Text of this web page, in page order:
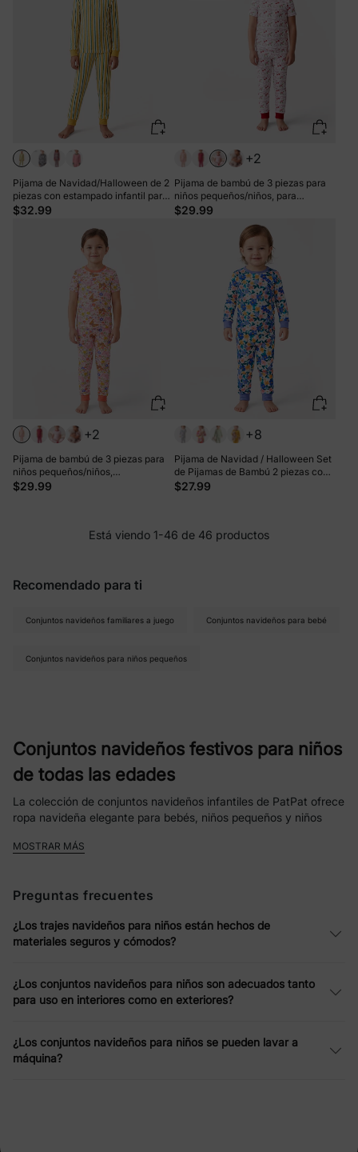
Pijama de Navidad/Halloween de 2
piezas con estampado infantil para
niños pequeños (ajustado) Jengibre
$32.99
+2
Pijama de bambú de 3 piezas para
niños pequeños/niños, para
Navidad/Halloween, 2 en 1, para las
$29.99
+2
Pijama de bambú de 3 piezas para
niños pequeños/niños,
Navidad/Halloween, 2 en 1, para las
$29.99
+8
Pijama de Navidad / Halloween Set
de Pijamas de Bambú 2 piezas con
Estampado Infantil para Bebé / Niño
$27.99
Está viendo 1-46 de 46 productos
Recomendado para ti
Conjuntos navideños familiares a juego Conjuntos navideños para bebé
Conjuntos navideños para niños pequeños
Conjuntos navideños festivos para niños
de todas las edades
La colección de conjuntos navideños infantiles de PatPat ofrece
ropa navideña elegante para bebés, niños pequeños y niños
conjuntos divertidos, cada prenda aporta alegría navideña.
renosyárboles de Navidad
Conjuntos navideños para niños
cómodos y divertidos
Estos conjuntos navideños para niños están confeccionados
de los niños activos durante el juego y las celebraciones
navideñas. Sus diseños flexibles y fáciles de usar permiten que
MOSTRAR MÁS
Preguntas frecuentes
¿Los trajes navideños para niños están hechos de
materiales seguros y cómodos?
¿Los conjuntos navideños para niños son adecuados tanto
para uso en interiores como en exteriores?
¿Los conjuntos navideños para niños se pueden lavar a
máquina?